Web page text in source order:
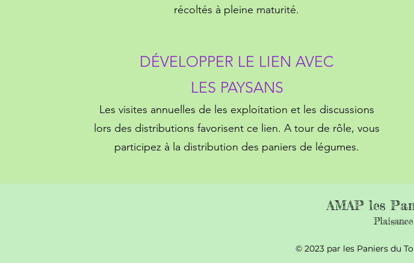
récoltés à pleine maturité.
DÉVELOPPER LE LIEN AVEC
LES PAYSANS
Les visites annuelles de les exploitation et les discussions
lors des distributions favorisent ce lien. A tour de rôle, vous
participez à la distribution des paniers de légumes.
AMAP les
© 2023 par les Paniers du